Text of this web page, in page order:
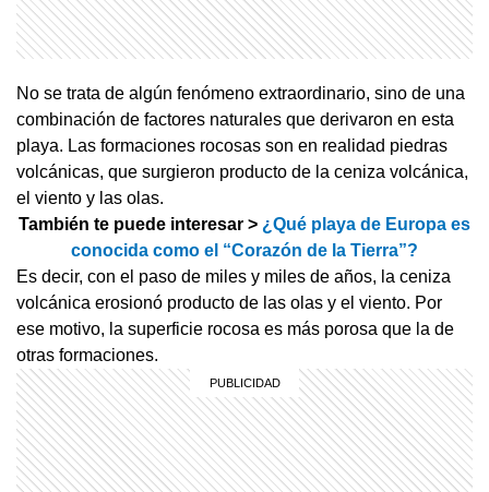
No se trata de algún fenómeno extraordinario, sino de una
combinación de factores naturales que derivaron en esta
playa. Las formaciones rocosas son en realidad piedras
volcánicas, que surgieron producto de la ceniza volcánica,
el viento y las olas.
También te puede interesar > ¿Qué playa de Europa es
conocida como el “Corazón de la Tierra”?
Es decir, con el paso de miles y miles de años, la ceniza
volcánica erosionó producto de las olas y el viento. Por
ese motivo, la superficie rocosa es más porosa que la de
otras formaciones.